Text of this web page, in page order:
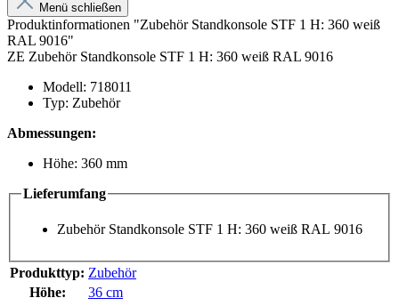
Menü schließen
Produktinformationen "Zubehör Standkonsole STF 1 H: 360 weiß
RAL 9016"
ZE Zubehör Standkonsole STF 1 H: 360 weiß RAL 9016
Modell: 718011
Typ: Zubehör
Abmessungen:
Höhe: 360 mm
Lieferumfang
Zubehör Standkonsole STF 1 H: 360 weiß RAL 9016
Produkttyp: Zubehör
Höhe:
36 cm